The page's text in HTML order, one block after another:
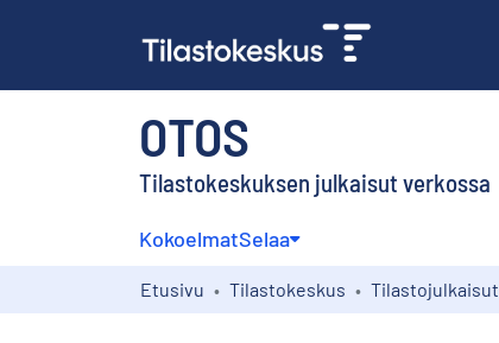
OTOS
Tilastokeskuksen julkaisut verkossa
KokoelmatSelaa
Etusivu Tilastokeskus Tilastojulkaisut